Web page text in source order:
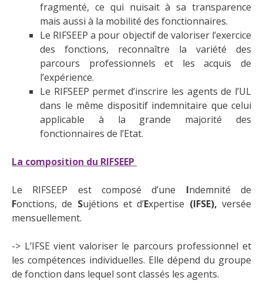
fragmenté, ce qui nuisait à sa transparence
mais aussi à la mobilité des fonctionnaires.
Le RIFSEEP a pour objectif de valoriser l’exercice
des fonctions, reconnaître la variété des
parcours professionnels et les acquis de
l’expérience.
Le RIFSEEP permet d’inscrire les agents de l’UL
dans le même dispositif indemnitaire que celui
applicable à la grande majorité des
fonctionnaires de l’Etat.
La composition du RIFSEEP
Le RIFSEEP est composé d’une Indemnité de
Fonctions, de Sujétions et d’Expertise (IFSE), versée
mensuellement.
-> L’IFSE vient valoriser le parcours professionnel et
les compétences individuelles. Elle dépend du groupe
de fonction dans lequel sont classés les agents.